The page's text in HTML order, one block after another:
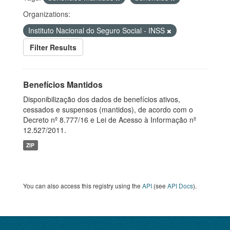
Organizations:
Instituto Nacional do Seguro Social - INSS
Filter Results
Benefícios Mantidos
Disponibilização dos dados de benefícios ativos,
cessados e suspensos (mantidos), de acordo com o
Decreto nº 8.777/16 e Lei de Acesso à Informação nº
12.527/2011.
ZIP
You can also access this registry using the API (see API Docs).